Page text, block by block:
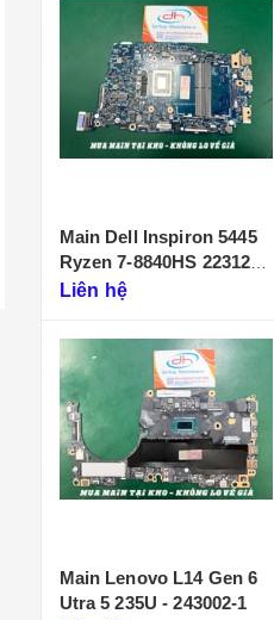
Main Dell Inspiron 5445
Ryzen 7-8840HS 223125-
1Liên hệ
Main Lenovo L14 Gen 6
Utra 5 235U - 243002-1